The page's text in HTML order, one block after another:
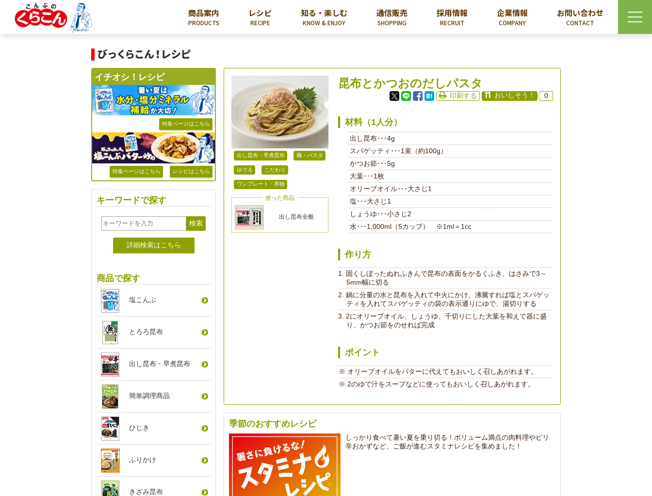
商品案内
PRODUCTS
レシピ
RECIPE
知る・楽しむ
KNOW & ENJOY
通信販売
SHOPPING
採用情報
RECRUIT
企業情報
COMPANY
お問い合わせ
CONTACT
出し昆布・早煮昆布 麺・パスタ
ゆでる こだわり
ワンプレート・丼物
使った商品
出し昆布全般
昆布とかつおのだしパスタ
印刷する おいしそう！ 0
材料（1人分）
出し昆布･･･4g
スパゲッティ･･･1束（約100g）
かつお節･･･5g
大葉･･･1枚
オリーブオイル･･･大さじ1
塩･･･大さじ1
しょうゆ･･･小さじ2
水･･･1,000ml（5カップ） ※1ml＝1cc
作り方
固くしぼったぬれふきんで昆布の表面をかるくふき、はさみで3～
5mm幅に切る
鍋に分量の水と昆布を入れて中火にかけ、沸騰すれば塩とスパゲッ
ティを入れてスパゲッティの袋の表示通りにゆで、湯切りする
2にオリーブオイル、しょうゆ、千切りにした大葉を和えて器に盛
り、かつお節をのせれば完成
ポイント
オリーブオイルをバターに代えてもおいしく召しあがれます。
2のゆで汁をスープなどに使ってもおいしく召しあがれます。
季節のおすすめレシピ
しっかり食べて暑い夏を乗り切る！ボリューム満点の肉料理やピリ
辛おかずなど、ご飯が進むスタミナレシピを集めました！
イチオシ！レシピ
特集ページはこちら
特集ページはこちら レシピはこちら
キーワードで探す
詳細検索はこちら
商品で探す
塩こんぶ
とろろ昆布
出し昆布 ・ 早煮昆布
簡単調理商品
ひじき
ふりかけ
きざみ昆布